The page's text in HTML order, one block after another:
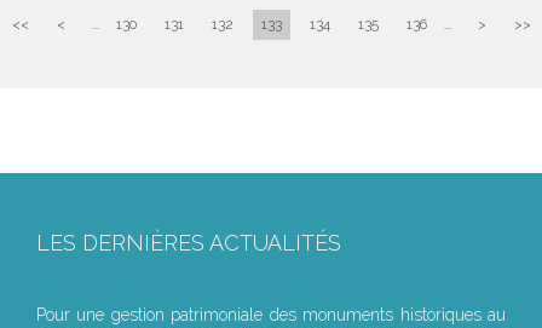
<< < ... 130 131 132 133 134 135 136 ... > >>
LES DERNIÈRES ACTUALITÉS
Pour une gestion patrimoniale des monuments historiques au